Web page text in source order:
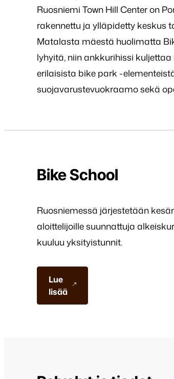
Ruosniemi Town Hill Center on
rakennettu ja ylläpidetty keskus
Matalasta mäestä huolimatta
lyhyitä, niin ankkurihissi
erilaisista bike park -
suojavarustevuokraamo sekä
Bike School
Ruosniemessä järjestetään
aloittelijoille suunnattuja
kuuluu yksityistunnit.
Lue
lisää